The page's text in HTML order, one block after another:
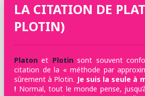
LA CITATION DE
PLOTIN)
Platon et Plotinsont souvent
citation de la « méthode par
sûrement à Plotin. Je suis la seule à
! Normal, tout le monde pense,